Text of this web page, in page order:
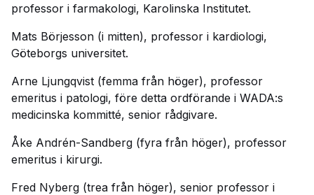
professor i farmakologi, Karolinska Institutet.
Mats Börjesson (i mitten), professor i kardiologi,
Göteborgs universitet.
Arne Ljungqvist (femma från höger), professor
emeritus i patologi, före detta ordförande i WADA:s
medicinska kommitté, senior rådgivare.
Åke Andrén-Sandberg (fyra från höger), professor
emeritus i kirurgi.
Fred Nyberg (trea från höger), senior professor i